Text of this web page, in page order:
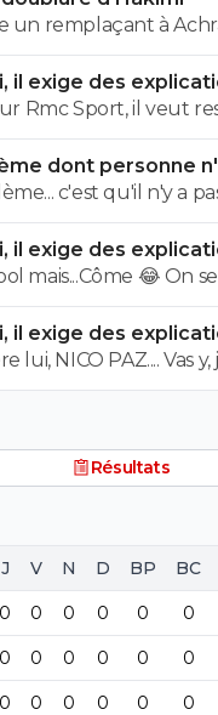
un remplaçant à
en prison pour
il exige des
Rmc Sport, il veut
dont personne
c'est qu'il n'y a
il exige des
mais...Côme 😂 On
de ce club de
il exige des
NICO PAZ.... Vas y,
Résultats
J V N D BP BC
0 0 0 0 0 0
0 0 0 0 0 0
0 0 0 0 0 0